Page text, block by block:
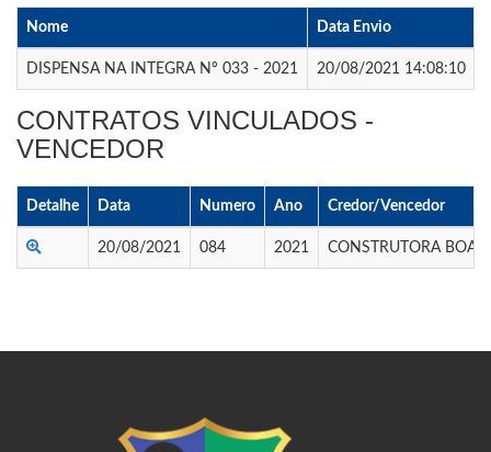
Nome Data Envio
DISPENSA NA INTEGRA Nº 033 - 2021 20/08/2021 14:08:10
CONTRATOS VINCULADOS -
VENCEDOR
Detalhe Data Numero Ano Credor/Vencedor
20/08/2021 084 2021 CONSTRUTORA BOA